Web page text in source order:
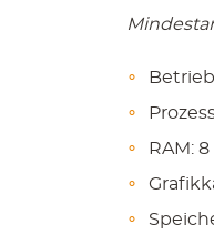
RAM: